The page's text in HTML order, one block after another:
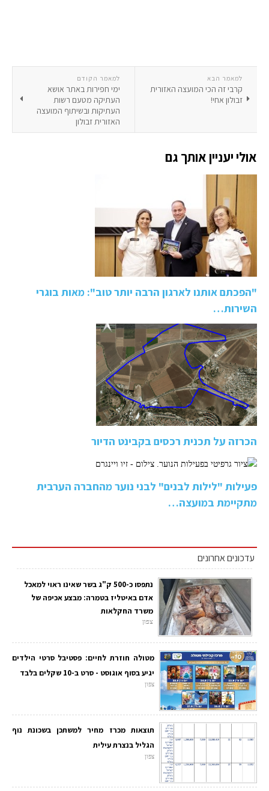
למאמר הקודם
ימי חפירות באתר אושא
העתיקה מטעם רשות
העתיקות ובשיתוף המועצה
האזורית זבולון
למאמר הבא
קרבי זה הכי המועצה האזורית
זבולון אחי!
אולי יעניין אותך גם
"הפכתם אותנו לארגון הרבה יותר טוב": מאות בוגרי
השירות…
הכרזה על תכנית רכסים בקבינט הדיור
פעילות "לילות לבנים" לבני נוער מהחברה הערבית
מתקיימת במועצה…
עדכונים אחרונים
נתפסו כ-500 ק"ג בשר שאינו ראוי למאכל
אדם באיטליז בטמרה: מבצע אכיפה של
משרד החקלאות
צפון
מטולה חוזרת לחיים: פסטיבל סרטי הילדים
יגיע בסוף אוגוסט - סרט ב-10 שקלים בלבד
צפון
תוצאות מכרז מחיר למשתכן בשכונת נוף
הגליל בנצרת עילית
צפון